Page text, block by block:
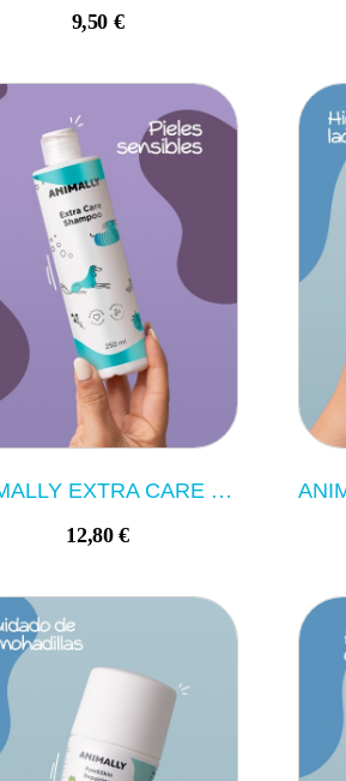
9,50 €
ANIMALLY EXTRA CARE SHAMPOO 250ML
12,80 €